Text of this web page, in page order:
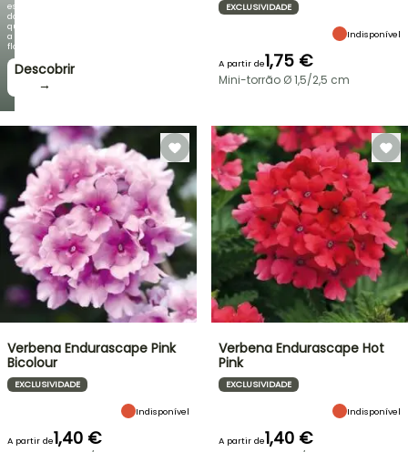
espetacular
do
que
a
floração!
Descobrir
→
EXCLUSIVIDADE
Indisponível
A partir de1,75 €
Mini-torrão Ø 1,5/2,5 cm
Verbena Endurascape Pink
Bicolour
EXCLUSIVIDADE
Indisponível
A partir de1,40 €
Verbena Endurascape Hot
Pink
EXCLUSIVIDADE
Indisponível
A partir de1,40 €